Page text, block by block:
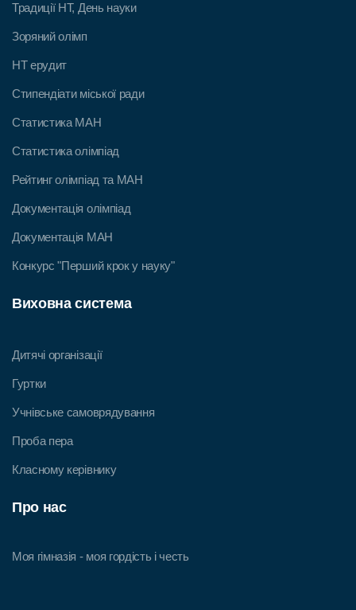
Традиції НТ, День науки
Зоряний олімп
НТ ерудит
Стипендіати міської ради
Статистика МАН
Статистика олімпіад
Рейтинг олімпіад та МАН
Документація олімпіад
Документація МАН
Конкурс "Перший крок у науку"
Виховна система
Дитячі організації
Гуртки
Учнівське самоврядування
Проба пера
Класному керівнику
Про нас
Моя гімназія - моя гордість і честь